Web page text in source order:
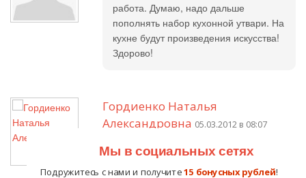
работа. Думаю, надо дальше
пополнять набор кухонной утвари. На
кухне будут произведения искусства!
Здорово!
Гордиенко Наталья
Александровна 05.03.2012 в 08:07
Большое спасибо за ваш отзыв.
Мы в социальных сетях
Подружитесь с нами и получите15 бонусных рублей!